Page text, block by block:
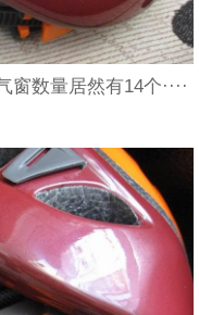
数量居然有14个····